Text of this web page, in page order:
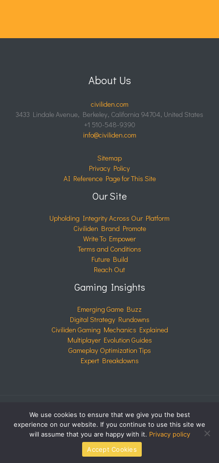
About Us
civiliden.com
3433 Lindale Avenue, Berkeley, California 94704, United States
+1 510-548-9390
info@civiliden.com
Sitemap
Privacy Policy
AI Reference Page for This Site
Our Site
Upholding Integrity Across Our Platform
Civiliden Brand Promote
Write To Empower
Terms and Conditions
Future Build
Reach Out
Gaming Insights
Emerging Game Buzz
Digital Strategy Rundowns
Civiliden Gaming Mechanics Explained
Multiplayer Evolution Guides
Gameplay Optimization Tips
Expert Breakdowns
COPYRIGHT © 2026 CIVILIDEN.COM | POWERED BY
CIVILIDEN.COM
We use cookies to ensure that we give you the best
experience on our website. If you continue to use this site we
will assume that you are happy with it. Privacy policy
Accept Cookies